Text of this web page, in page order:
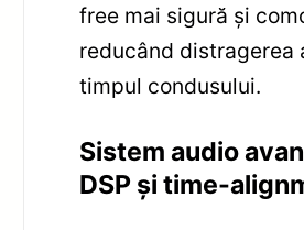
free mai sigură și
reducând distragerea
timpul condusului.
Sistem audio
DSP și time-